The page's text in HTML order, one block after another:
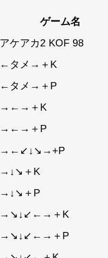
ゲーム名
アケアカ2 KOF 98
←タメ→＋K
←タメ→＋P
→←→＋K
→←→＋P
→←↙↓↘→+P
→↓↘＋K
→↓↘＋P
→↘↓↙←→＋K
→↘↓↙←→＋P